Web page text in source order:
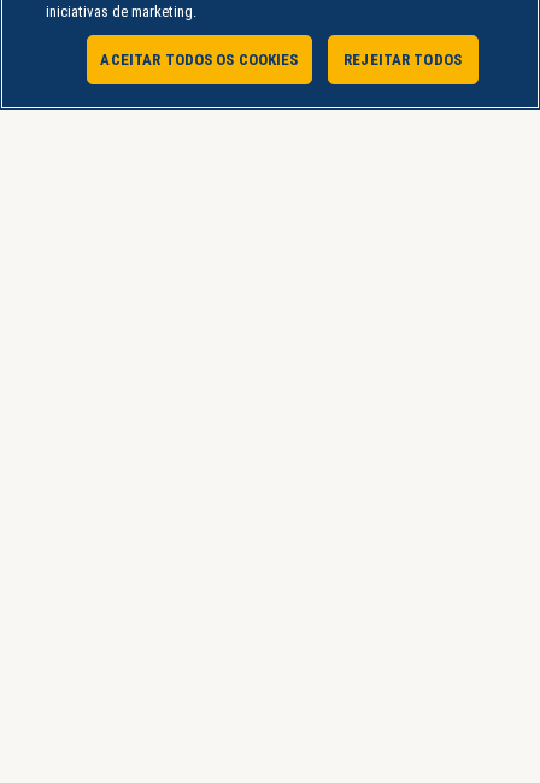
Laboratórios de Práticas
iniciativas de marketing.
REJEITAR TODOS
ACEITAR TODOS OS COOKIES